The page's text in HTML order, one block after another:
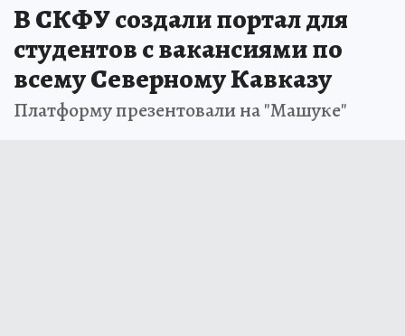
В СКФУ создали портал для
студентов с вакансиями по
всему Северному Кавказу
Платформу презентовали на "Машуке"